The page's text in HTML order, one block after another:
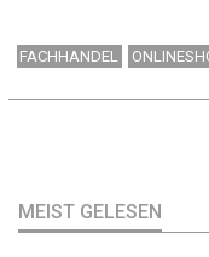
FACHHANDEL
MEIST GELESEN